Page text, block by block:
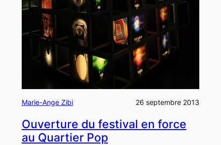
Marie-Ange Zibi 26 septembre 2013
Ouverture du festival en force
au Quartier Pop